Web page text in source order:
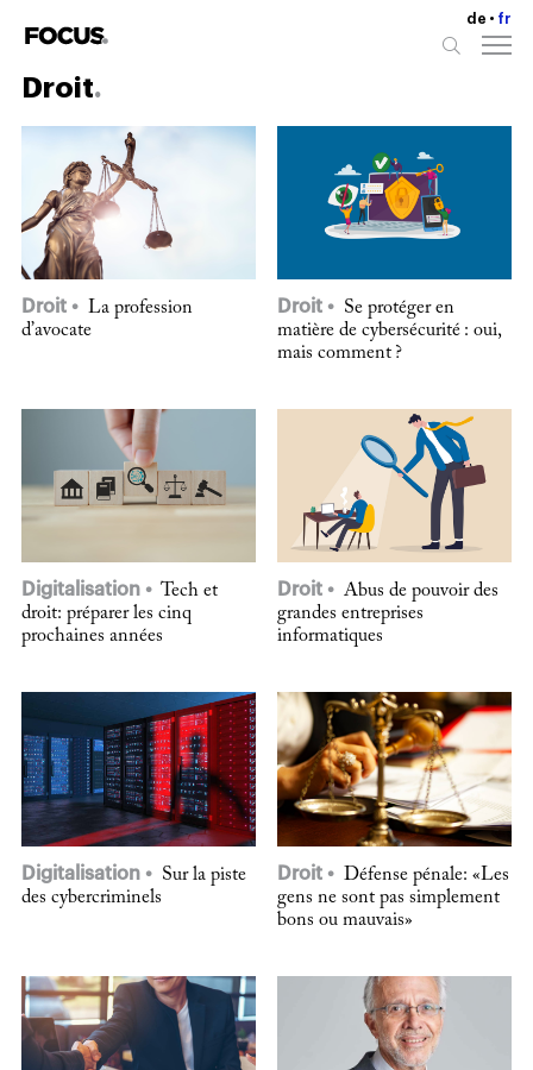
de fr
Droit
Droit
La profession
d’avocate
Droit
Se protéger en
matière de cybersécurité : oui,
mais comment ?
Digitalisation
Tech et
droit: préparer les cinq
prochaines années
Droit
Abus de pouvoir des
grandes entreprises
informatiques
Digitalisation
Sur la piste
des cybercriminels
Droit
Défense pénale: «Les
gens ne sont pas simplement
bons ou mauvais»